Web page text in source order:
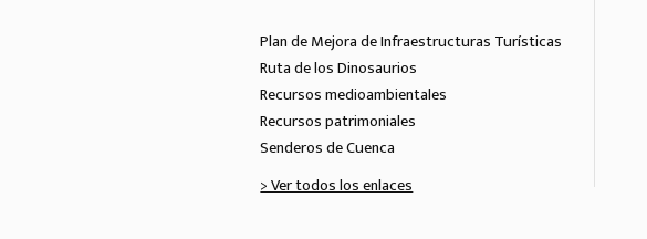
Plan de Mejora de Infraestructuras Turísticas
Ruta de los Dinosaurios
Recursos medioambientales
Recursos patrimoniales
Senderos de Cuenca
> Ver todos los enlaces